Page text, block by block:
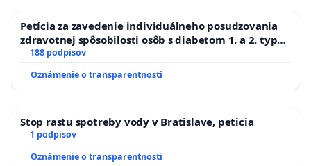
Petícia za zavedenie individuálneho posudzovania
zdravotnej spôsobilosti osôb s diabetom 1. a 2. typu
pri prijímaní do Policajného zboru SR
188 podpisov
Oznámenie o transparentnosti
Stop rastu spotreby vody v Bratislave, peticia
1 podpisov
Oznámenie o transparentnosti